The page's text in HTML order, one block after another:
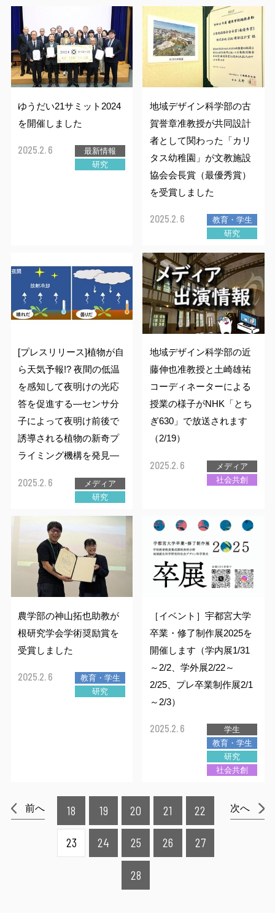
取得可能な免許・資格
科目等履修生・研究生の募集案内
入学ガイド
学割・通学定期乗車券
学生生活における事故の補償（学研災）
学生寮
福利厚生施設
学生表彰
入札関連情報
職員募集のご案内
教員に関する情報
キャリアセンター（求人申込・就職情報）
大学の施設の利用について
その他の施設案内
本学ウェブサイトへの広告掲載について
ゆうだい21サミット2024
を開催しました
2025.2. 6
最新情報
研究
地域デザイン科学部の古
賀誉章准教授が共同設計
者として関わった「カリ
タス幼稚園」が文教施設
協会会長賞（最優秀賞）
を受賞しました
2025.2. 6
教育・学生
研究
[プレスリリース]植物が自
ら天気予報!? 夜間の低温
を感知して夜明けの光応
答を促進する―センサ分
子によって夜明け前後で
誘導される植物の新奇プ
ライミング機構を発見―
2025.2. 6
メディア
研究
地域デザイン科学部の近
藤伸也准教授と土崎雄祐
コーディネーターによる
授業の様子がNHK「とち
ぎ630」で放送されます
（2/19）
2025.2. 6
メディア
社会共創
農学部の神山拓也助教が
根研究学会学術奨励賞を
受賞しました
2025.2. 6
教育・学生
研究
［イベント］宇都宮大学
卒業・修了制作展2025を
開催します（学内展1/31
～2/2、学外展2/22～
2/25、プレ卒業制作展2/1
～2/3）
2025.2. 6
学生
教育・学生
研究
社会共創
前へ 18 19 20 21 22
23 24 25 26 27
28
次へ